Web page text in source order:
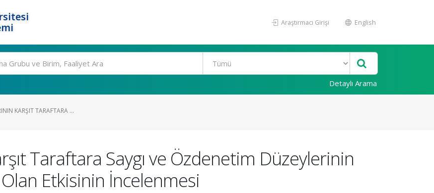
Araştırmacı Girişi English
Detaylı Arama
KARŞIT TARAFTARA ...
Taraftara Saygı ve Özdenetim Düzeylerinin
Etkisinin İncelenmesi